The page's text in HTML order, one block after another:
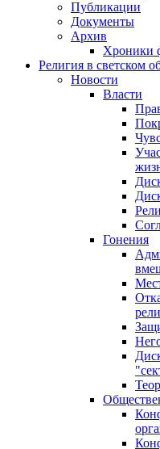
Публикации
Документы
Архив
Хроники
Религия в светском
Новости
Власти
Гонения